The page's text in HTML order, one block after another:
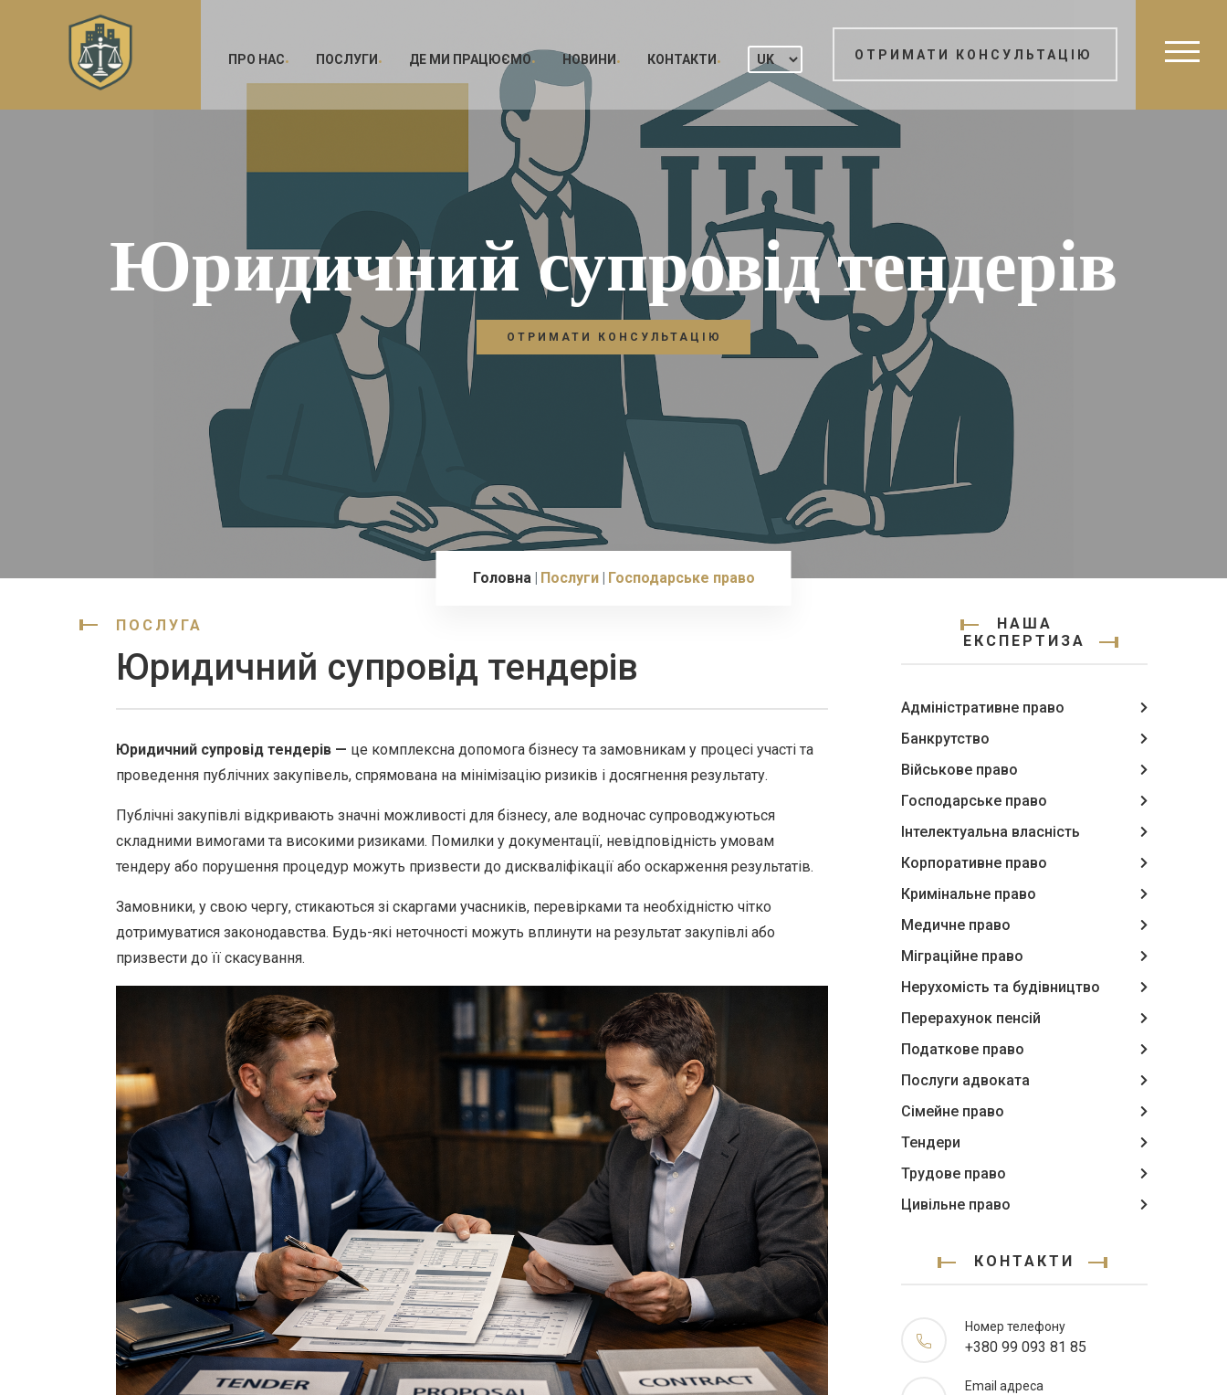
ПРО НАС ПОСЛУГИ ДЕ МИ ПРАЦЮЄМО НОВИНИ КОНТАКТИ ОТРИМАТИ КОНСУЛЬТАЦІЮ
Юридичний супровід тендерів
ОТРИМАТИ КОНСУЛЬТАЦІЮ
Головна Послуги Господарське право
ПОСЛУГА
Юридичний супровід тендерів
Юридичний супровід тендерів — це комплексна допомога бізнесу та замовникам у процесі участі та
проведення публічних закупівель, спрямована на мінімізацію ризиків і досягнення результату.
Публічні закупівлі відкривають значні можливості для бізнесу, але водночас супроводжуються
складними вимогами та високими ризиками. Помилки у документації, невідповідність умовам
тендеру або порушення процедур можуть призвести до дискваліфікації або оскарження результатів.
Замовники, у свою чергу, стикаються зі скаргами учасників, перевірками та необхідністю чітко
дотримуватися законодавства. Будь-які неточності можуть вплинути на результат закупівлі або
призвести до її скасування.
НАША
ЕКСПЕРТИЗА
Адміністративне право
Банкрутство
Військове право
Господарське право
Інтелектуальна власність
Корпоративне право
Кримінальне право
Медичне право
Міграційне право
Нерухомість та будівництво
Перерахунок пенсій
Податкове право
Послуги адвоката
Сімейне право
Тендери
Трудове право
Цивільне право
КОНТАКТИ
Номер телефону
+380 99 093 81 85
Email адреса